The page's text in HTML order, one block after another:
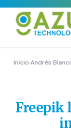
Estrategia de
Publicidad
Growth
Inicio›Andrés
Freepik